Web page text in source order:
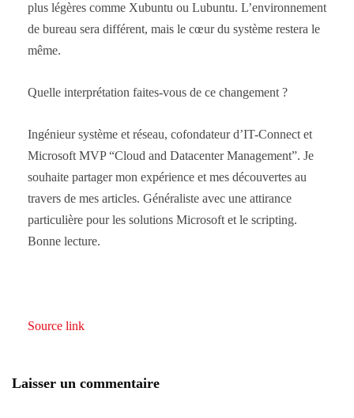
plus légères comme Xubuntu ou Lubuntu. L’environnement
de bureau sera différent, mais le cœur du système restera le
même.
Quelle interprétation faites-vous de ce changement ?
Ingénieur système et réseau, cofondateur d’IT-Connect et
Microsoft MVP “Cloud and Datacenter Management”. Je
souhaite partager mon expérience et mes découvertes au
travers de mes articles. Généraliste avec une attirance
particulière pour les solutions Microsoft et le scripting.
Bonne lecture.
Source link
Laisser un commentaire